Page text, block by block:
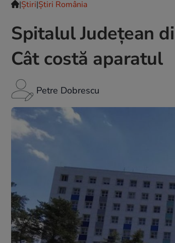
|Ştiri|Știri România
Spitalul Judeţean
Cât costă aparatul
Petre Dobrescu